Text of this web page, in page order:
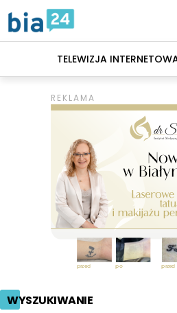
TELEWIZJA
WYSZUKIWANIE